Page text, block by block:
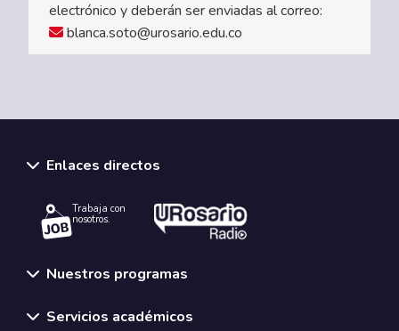
electrónico y deberán ser enviadas al correo:
blanca.soto@urosario.edu.co
Enlaces directos
Trabaja con
nosotros.
Nuestros programas
Servicios académicos